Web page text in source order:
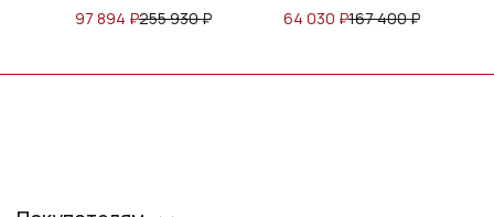
97 894 ₽255 930₽
64 030 ₽167 400₽